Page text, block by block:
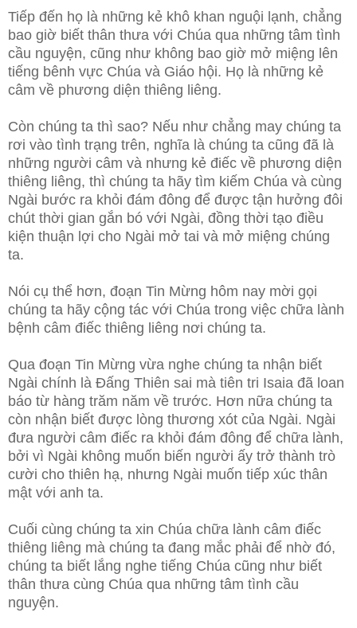
Tiếp đến họ là những kẻ khô khan nguội lạnh, chẳng
bao giờ biết thân thưa với Chúa qua những tâm tình
cầu nguyện, cũng như không bao giờ mở miệng lên
tiếng bênh vực Chúa và Giáo hội. Họ là những kẻ
câm về phương diện thiêng liêng.
Còn chúng ta thì sao? Nếu như chẳng may chúng ta
rơi vào tình trạng trên, nghĩa là chúng ta cũng đã là
những người câm và nhưng kẻ điếc về phương diện
thiêng liêng, thì chúng ta hãy tìm kiếm Chúa và cùng
Ngài bước ra khỏi đám đông để được tận hưởng đôi
chút thời gian gắn bó với Ngài, đồng thời tạo điều
kiện thuận lợi cho Ngài mở tai và mở miệng chúng
ta.
Nói cụ thể hơn, đoạn Tin Mừng hôm nay mời gọi
chúng ta hãy cộng tác với Chúa trong việc chữa lành
bệnh câm điếc thiêng liêng nơi chúng ta.
Qua đoạn Tin Mừng vừa nghe chúng ta nhận biết
Ngài chính là Đấng Thiên sai mà tiên tri Isaia đã loan
báo từ hàng trăm năm về trước. Hơn nữa chúng ta
còn nhận biết được lòng thương xót của Ngài. Ngài
đưa người câm điếc ra khỏi đám đông để chữa lành,
bởi vì Ngài không muốn biến người ấy trở thành trò
cười cho thiên hạ, nhưng Ngài muốn tiếp xúc thân
mật với anh ta.
Cuối cùng chúng ta xin Chúa chữa lành câm điếc
thiêng liêng mà chúng ta đang mắc phải để nhờ đó,
chúng ta biết lắng nghe tiếng Chúa cũng như biết
thân thưa cùng Chúa qua những tâm tình cầu
nguyện.